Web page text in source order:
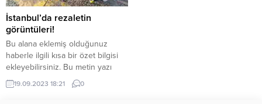
İstanbul’da rezaletin
görüntüleri!
Bu alana eklemiş olduğunuz
haberle ilgili kısa bir özet bilgisi
ekleyebilirsiniz. Bu metin yazı
düzenleme sayfasında “Özet”
bölümünden eklenebilir. Özet
19.09.2023 18:21 0